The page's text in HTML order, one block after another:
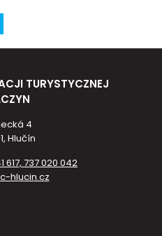
TURYSTYCZNEJ
4
Hlučín
617, 737 020 042
hlucin.cz